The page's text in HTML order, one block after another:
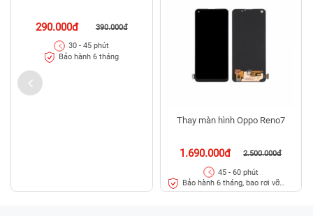
290.000đ 390.000đ
30 - 45 phút
Bảo hành 6 tháng
Thay màn hình Oppo Reno7
1.690.000đ 2.500.000đ
45 - 60 phút
Bảo hành 6 tháng, bao rơi vỡ
kính